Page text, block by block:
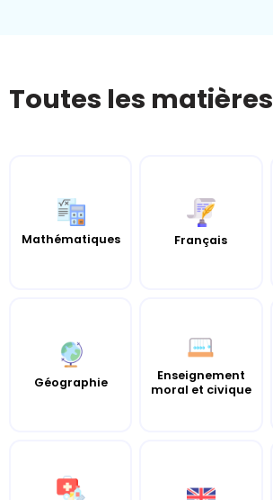
Toutes les matières
Mathématiques Français
Géographie
Enseignement
moral et civique